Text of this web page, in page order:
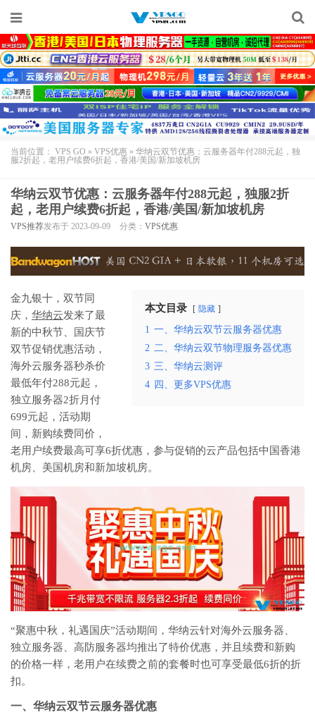
当前位置： VPS GO » VPS优惠 » 华纳云双节优惠：云服务器年付288元起，独
服2折起，老用户续费6折起，香港/美国/新加坡机房
华纳云双节优惠：云服务器年付288元起，独服2折
起，老用户续费6折起，香港/美国/新加坡机房
VPS推荐发布于 2023-09-09 分类： VPS优惠
本文目录 隐藏
1 一、华纳云双节云服务器优惠
2 二、华纳云双节物理服务器优惠
3 三、华纳云测评
4 四、更多VPS优惠
金九银十，双节同
庆， 华纳云发来了最
新的中秋节、国庆节
双节促销优惠活动，
海外云服务器秒杀价
最低年付288元起，
独立服务器2折月付
699元起，活动期
间，新购续费同价，
老用户续费最高可享6折优惠，参与促销的云产品包括中国香港
机房、美国机房和新加坡机房。
“聚惠中秋，礼遇国庆”活动期间，华纳云针对海外云服务器、
独立服务器、高防服务器均推出了特价优惠，并且续费和新购
的价格一样，老用户在续费之前的套餐时也可享受最低6折的折
扣。
一、华纳云双节云服务器优惠